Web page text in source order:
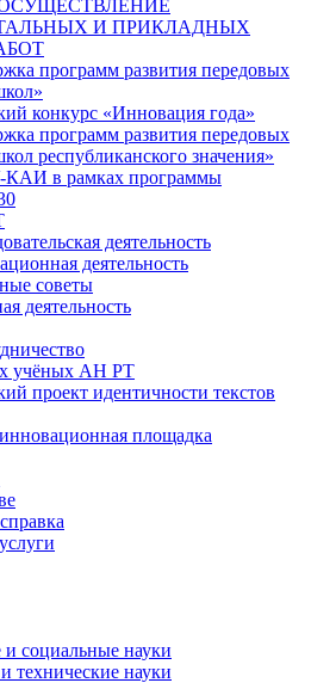
И ПРИКЛАДНЫХ
программ развития передовых
конкурс «Инновация года»
программ развития передовых
республиканского значения»
в рамках программы
деятельность
деятельность
советы
деятельность
учёных АН РТ
проект идентичности текстов
площадка
социальные науки
технические науки